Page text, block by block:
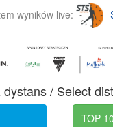
wyników live:
/ Select
TOP 10